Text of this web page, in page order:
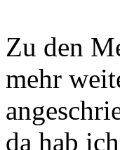
Zu den
mehr
da hab